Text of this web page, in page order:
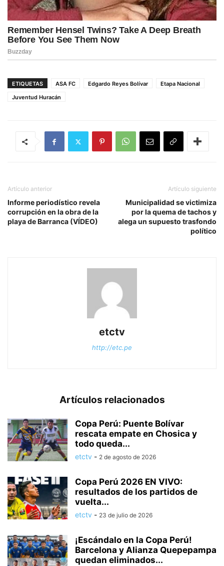
ETIQUETAS ASA FC Edgardo Reyes Bolívar
Etapa Nacional
Juventud Huracán
Artículo anterior
Informe periodístico revela
corrupción en la obra de la
playa de Barranca (VÍDEO)
Artículo siguiente
Municipalidad se victimiza
por la quema de tachos y
alega un supuesto trasfondo
político
etctv
http://etc.pe
Artículos relacionados
Copa Perú: Puente Bolívar
rescata empate en Chosica y
todo queda...
etctv - 2 de agosto de 2026
Copa Perú 2026 EN VIVO:
resultados de los partidos de
vuelta...
etctv - 23 de julio de 2026
¡Escándalo en la Copa Perú!
Barcelona y Alianza Quepepampa
quedan eliminados...